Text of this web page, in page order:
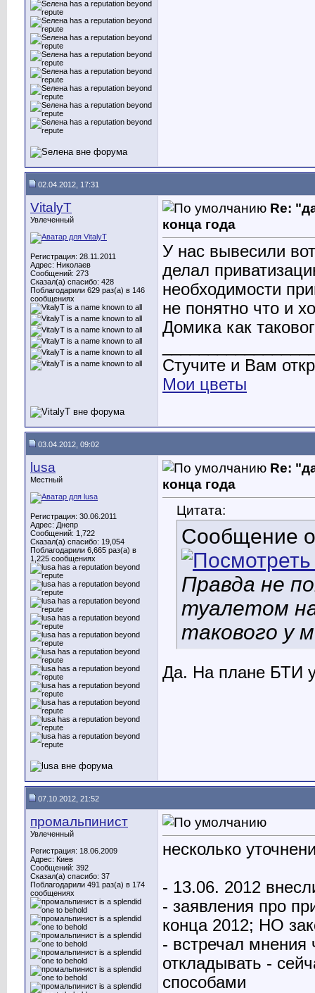
02.04.2012, 17:31
VitalyT
Увлеченный
Регистрация: 28.11.2011
Адрес: Николаев
Сообщений: 273
Сказал(а) спасибо: 428
Поблагодарили 629 раз(а) в 146
сообщениях
Re:
конца года
У нас вывесили
делал
необходимости
не понятно что и
Домика как
Стучите и Вам
Мои цветы
03.04.2012, 09:02
lusa
Местный
Регистрация: 30.06.2011
Адрес: Днепр
Сообщений: 1,722
Сказал(а) спасибо: 19,054
Поблагодарили 6,665 раз(а) в
1,225 сообщениях
Re:
конца года
Цитата:
Сообщение
Правда не
туалетом
такового у
Да. На плане БТИ
07.10.2012, 21:52
промальпинист
Увлеченный
Регистрация: 18.06.2009
Адрес: Киев
Сообщений: 392
Сказал(а) спасибо: 37
Поблагодарили 491 раз(а) в 174
сообщениях
несколько
- 13.06. 2012
- заявления про
конца 2012; НО
- встречал мнения
откладывать -
способами